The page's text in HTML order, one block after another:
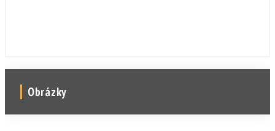
Obrázky